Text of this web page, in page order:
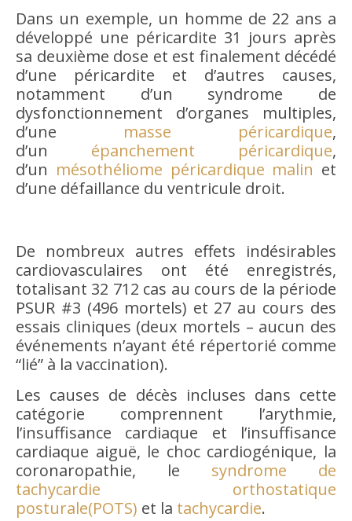
Dans un exemple, un homme de 22 ans a
développé une péricardite 31 jours après
sa deuxième dose et est finalement décédé
d’une péricardite et d’autres causes,
notamment d’un syndrome de
dysfonctionnement d’organes multiples,
d’une masse péricardique,
d’un épanchement péricardique,
d’un mésothéliome péricardique malin et
d’une défaillance du ventricule droit.
De nombreux autres effets indésirables
cardiovasculaires ont été enregistrés,
totalisant 32 712 cas au cours de la période
PSUR #3 (496 mortels) et 27 au cours des
essais cliniques (deux mortels – aucun des
événements n’ayant été répertorié comme
“lié” à la vaccination).
Les causes de décès incluses dans cette
catégorie comprennent l’arythmie,
l’insuffisance cardiaque et l’insuffisance
cardiaque aiguë, le choc cardiogénique, la
coronaropathie, le syndrome de
tachycardie orthostatique
posturale(POTS) et la tachycardie.